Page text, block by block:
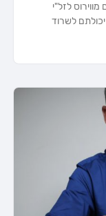
לזל"י
לשרוד